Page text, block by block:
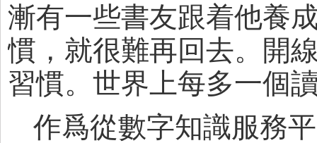
漸有一些書友跟着他養
慣，就很難再回去。開
習慣。世界上每多一個
作爲從數字知識服務